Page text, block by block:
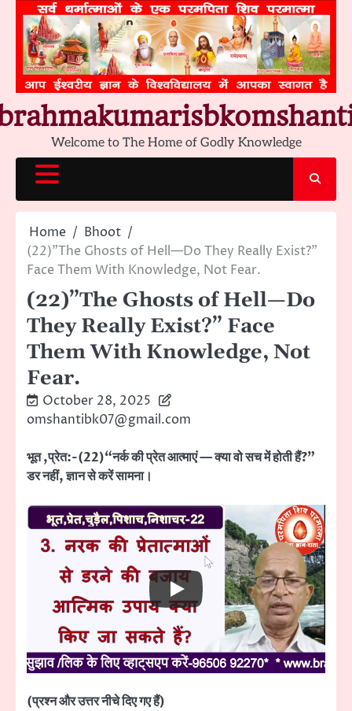
content
Welcome to The Home of Godly Knowledge
Home
Bhoot
(22)”The Ghosts of Hell—Do They Really Exist?”
Face Them With Knowledge, Not Fear.
(22)”The Ghosts of Hell—Do
They Really Exist?” Face
Them With Knowledge, Not
Fear.
October 28, 2025
omshantibk07@gmail.com
भूत ,प्रेत:-(22)“नर्क की प्रेत आत्माएं — क्या वो सच में होती हैं?”
डर नहीं, ज्ञान से करें सामना।
(प्रश्न और उत्तर नीचे दिए गए हैं)